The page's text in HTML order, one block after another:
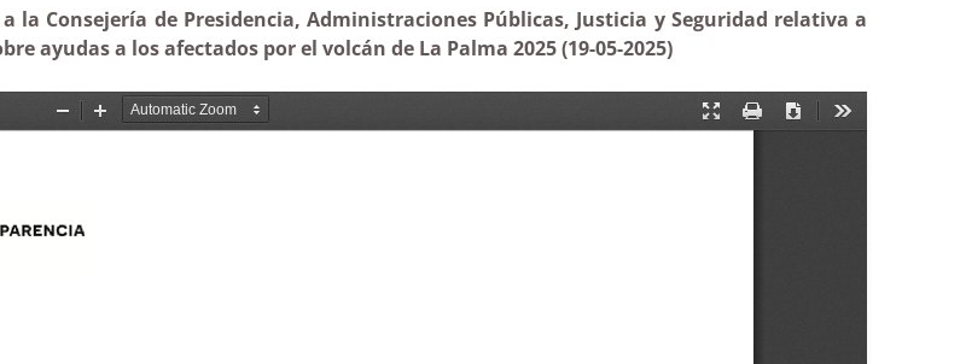
Consejería de Presidencia, Administraciones Públicas, Justicia y Seguridad relativa a
ayudas a los afectados por el volcán de La Palma 2025 (19-05-2025)